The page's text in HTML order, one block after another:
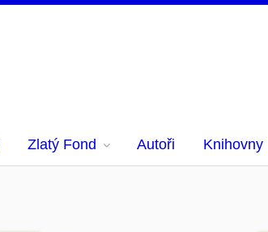
Zlatý Fond Autoři Knihovny